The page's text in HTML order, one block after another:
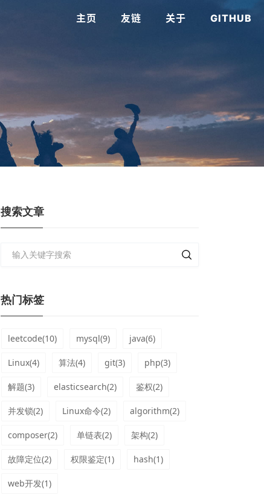
主页 友链 关于 GITHUB
搜索文章
热门标签
leetcode(10) mysql(9) java(6)
Linux(4) 算法(4) git(3) php(3)
解题(3) elasticsearch(2) 鉴权(2)
并发锁(2) Linux命令(2) algorithm(2)
composer(2) 单链表(2) 架构(2)
故障定位(2) 权限鉴定(1) hash(1)
web开发(1)